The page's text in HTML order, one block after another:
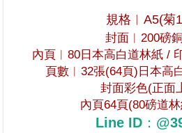
規格︱ A5(菊
封面︱ 200磅
內頁︱80日本高白道林紙 /
頁數︱32張(64頁)日本高
封面彩色(正面
內頁64頁 (80磅道
Line ID：